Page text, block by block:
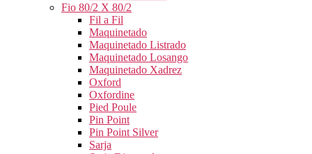
Fio 80/2 X 80/2
Fil a Fil
Maquinetado
Maquinetado Listrado
Maquinetado Losango
Maquinetado Xadrez
Oxford
Oxfordine
Pied Poule
Pin Point
Pin Point Silver
Sarja